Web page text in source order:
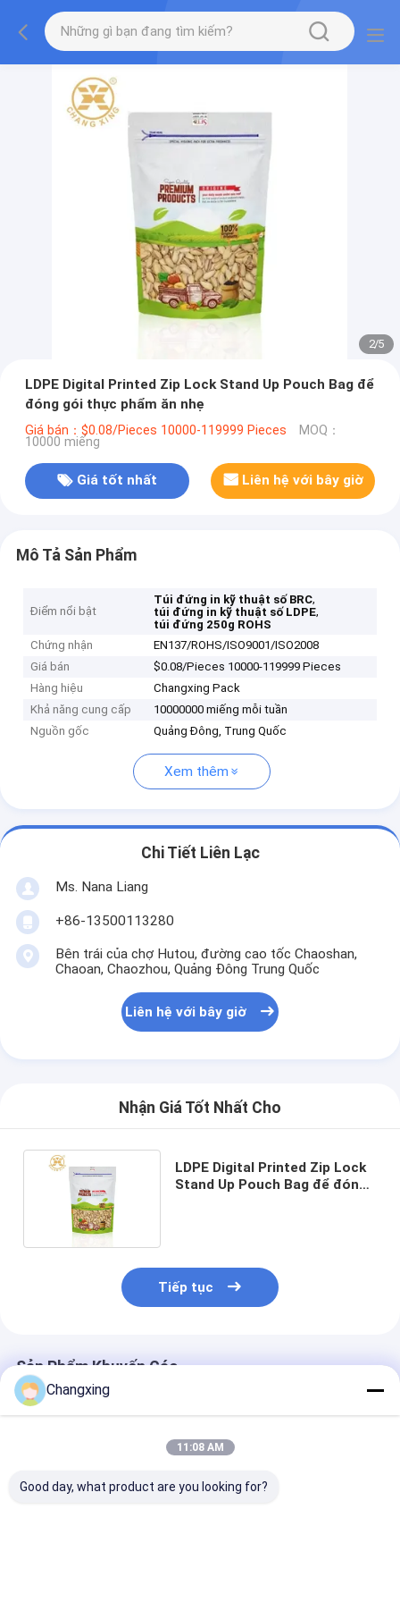
2/5
LDPE Digital Printed Zip Lock Stand Up Pouch Bag để
đóng gói thực phẩm ăn nhẹ
Giá bán：$0.08/Pieces 10000-119999 Pieces MOQ：
10000 miếng
Giá tốt nhất Liên hệ với bây giờ
Mô Tả Sản Phẩm
Điểm nổi bật
Túi đứng in kỹ thuật số BRC,
túi đứng in kỹ thuật số LDPE,
túi đứng 250g ROHS
Chứng nhận
EN137/ROHS/ISO9001/ISO2008
Giá bán
$0.08/Pieces 10000-119999 Pieces
Hàng hiệu
Changxing Pack
Khả năng cung cấp
10000000 miếng mỗi tuần
Nguồn gốc
Quảng Đông, Trung Quốc
Xem thêm
Chi Tiết Liên Lạc
Ms. Nana Liang
+86-13500113280
Bên trái của chợ Hutou, đường cao tốc Chaoshan,
Chaoan, Chaozhou, Quảng Đông Trung Quốc
Liên hệ với bây giờ
Nhận Giá Tốt Nhất Cho
LDPE Digital Printed Zip Lock
Stand Up Pouch Bag để đóng
Tiếp tục
Sản Phẩm Khuyến Cáo
Changxing
11:08 AM
Good day, what product are you looking for?